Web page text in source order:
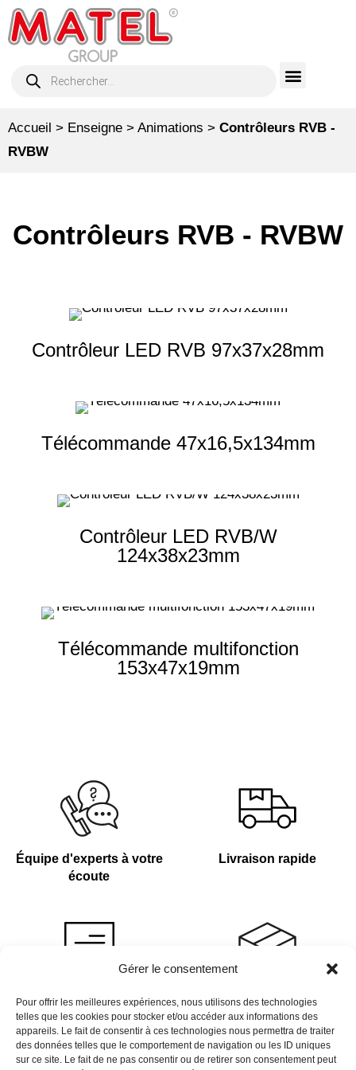
Gérer le consentement
Pour offrir les meilleures expériences, nous utilisons des technologies
telles que les cookies pour stocker et/ou accéder aux informations des
appareils. Le fait de consentir à ces technologies nous permettra de traiter
des données telles que le comportement de navigation ou les ID uniques
sur ce site. Le fait de ne pas consentir ou de retirer son consentement peut
Accueil > Enseigne > Animations > Contrôleurs RVB -
RVBW
Contrôleurs RVB - RVBW
Contrôleur LED RVB 97x37x28mm
Télécommande 47x16,5x134mm
Contrôleur LED RVB/W
124x38x23mm
Télécommande multifonction
153x47x19mm
Équipe d'experts à votre
écoute
Livraison rapide
Devis sur demande
Plus de 4 000 références
en stock